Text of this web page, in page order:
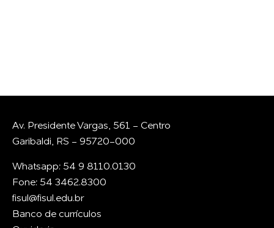
Av. Presidente Vargas, 561 - Centro
Garibaldi, RS - 95720-000
Whatsapp: 54 9 8110.0130
Fone: 54 3462.8300
fisul@fisul.edu.br
Banco de currículos